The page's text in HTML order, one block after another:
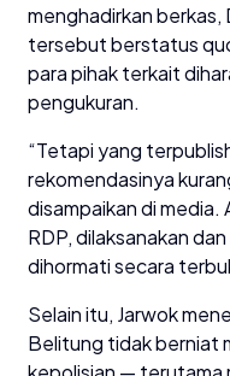
menghadirkan berkas,
tersebut berstatus
para pihak terkait
pengukuran.
“Tetapi yang
rekomendasinya
disampaikan di
RDP, dilaksanakan
dihormati secara
Selain itu, Jarwok
Belitung tidak berniat